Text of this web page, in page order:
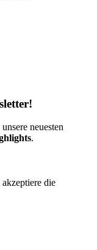
neuesten
.
die